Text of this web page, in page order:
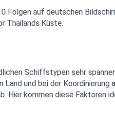
auf deutschen
Thailands Küste.
Schiffstypen sehr
und bei der Koordinierung
kommen diese Faktoren